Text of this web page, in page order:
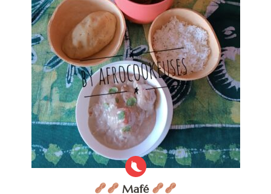
Mafé